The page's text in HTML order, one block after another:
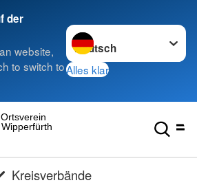
der
website,
to switch to
Sprache wechseln zu
Alles klar
Wipperfürth
Ortsverein
Kreisverbände